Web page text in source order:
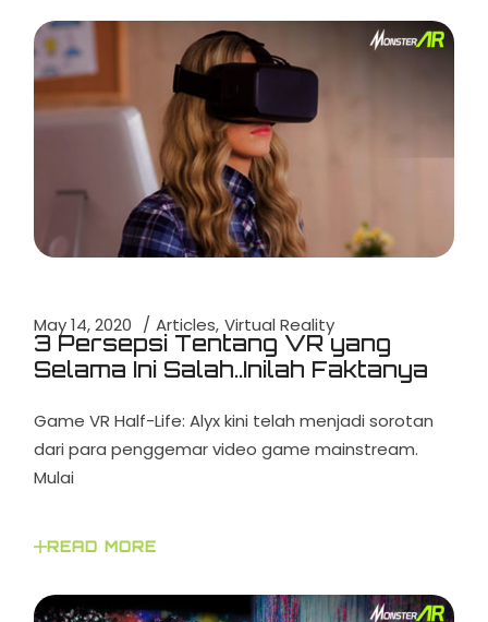
May 14, 2020 Articles Virtual Reality
3 Persepsi Tentang VR yang
Selama Ini Salah..Inilah Faktanya
Game VR Half-Life: Alyx kini telah menjadi sorotan
dari para penggemar video game mainstream.
Mulai
READ MORE